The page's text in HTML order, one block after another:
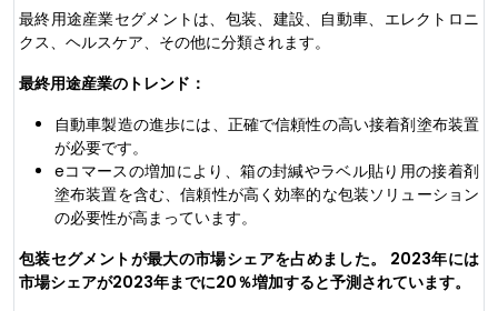
最終用途産業セグメントは、包装、建設、自動車、エレクトロニ
クス、ヘルスケア、その他に分類されます。
最終用途産業のトレンド：
自動車製造の進歩には、正確で信頼性の高い接着剤塗布装置
が必要です。
eコマースの増加により、箱の封緘やラベル貼り用の接着剤
塗布装置を含む、信頼性が高く効率的な包装ソリューション
の必要性が高まっています。
包装セグメントが最大の市場シェアを占めました。 2023年には
市場シェアが2023年までに20％増加すると予測されています。